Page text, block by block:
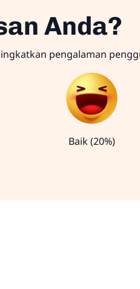
Anda?
pengalaman
Baik (20%)